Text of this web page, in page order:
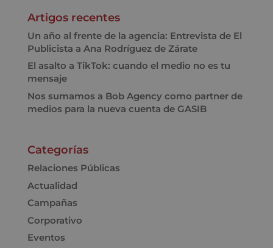
Artigos recentes
Un año al frente de la agencia: Entrevista de El
Publicista a Ana Rodríguez de Zárate
El asalto a TikTok: cuando el medio no es tu
mensaje
Nos sumamos a Bob Agency como partner de
medios para la nueva cuenta de GASIB
Categorías
Relaciones Públicas
Actualidad
Campañas
Corporativo
Eventos